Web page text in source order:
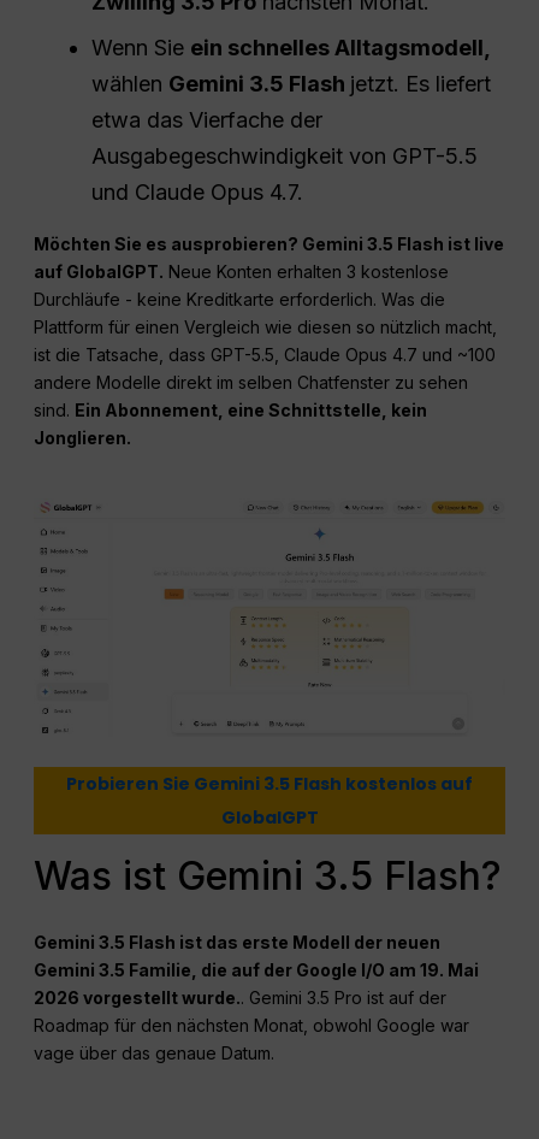
Wenn Sie ein schnelles Alltagsmodell,
wählen Gemini 3.5 Flash jetzt. Es liefert
etwa das Vierfache der
Ausgabegeschwindigkeit von GPT-5.5
und Claude Opus 4.7.
Möchten Sie es ausprobieren? Gemini 3.5 Flash ist live
auf GlobalGPT. Neue Konten erhalten 3 kostenlose
Durchläufe - keine Kreditkarte erforderlich. Was die
Plattform für einen Vergleich wie diesen so nützlich macht,
ist die Tatsache, dass GPT-5.5, Claude Opus 4.7 und ~100
andere Modelle direkt im selben Chatfenster zu sehen
sind. Ein Abonnement, eine Schnittstelle, kein
Jonglieren.
Probieren Sie Gemini 3.5 Flash kostenlos auf
GlobalGPT
Was ist Gemini 3.5 Flash?
Gemini 3.5 Flash ist das erste Modell der neuen
Gemini 3.5 Familie, die auf der Google I/O am 19. Mai
2026 vorgestellt wurde.. Gemini 3.5 Pro ist auf der
Roadmap für den nächsten Monat, obwohl Google war
vage über das genaue Datum.